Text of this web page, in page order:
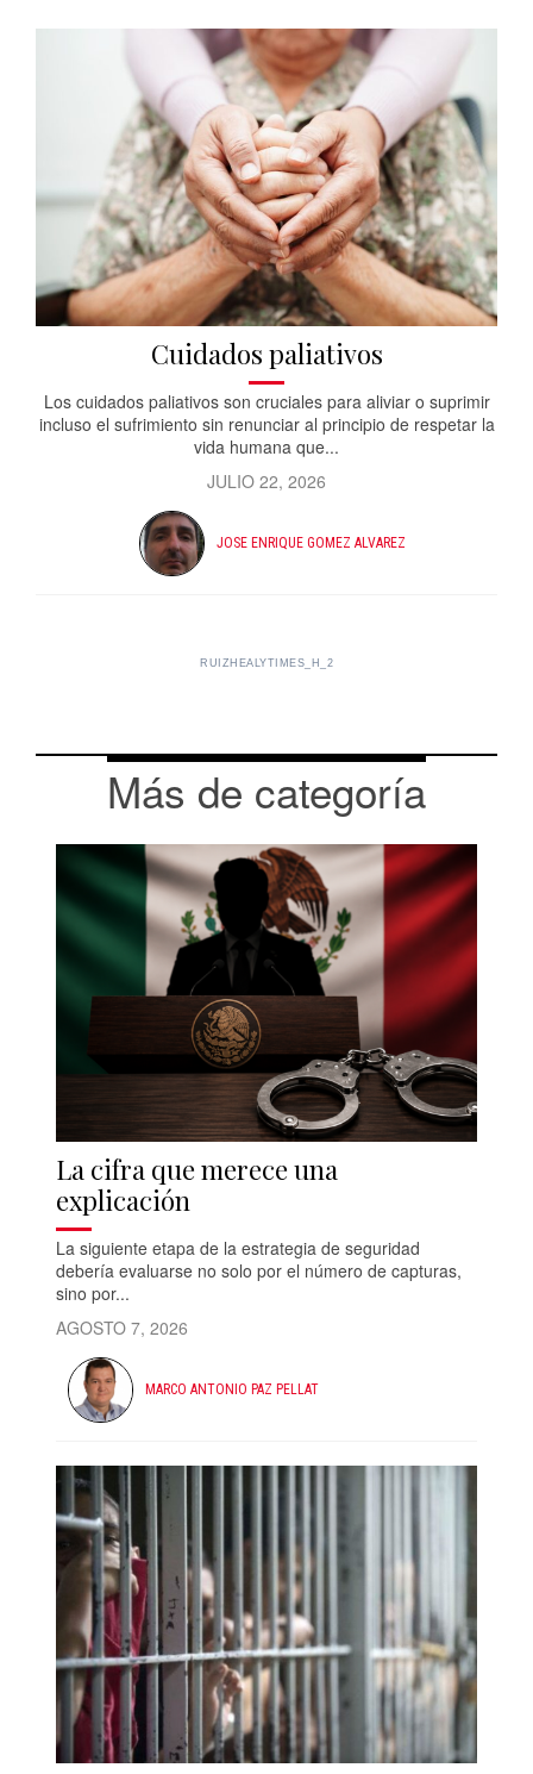
Cuidados paliativos
Los cuidados paliativos son cruciales para aliviar o suprimir
incluso el sufrimiento sin renunciar al principio de respetar la
vida humana que...
JULIO 22, 2026
JOSE ENRIQUE GOMEZ ALVAREZ
RUIZHEALYTIMES_H_2
Más de categoría
La cifra que merece una
explicación
La siguiente etapa de la estrategia de seguridad
debería evaluarse no solo por el número de capturas,
sino por...
AGOSTO 7, 2026
MARCO ANTONIO PAZ PELLAT